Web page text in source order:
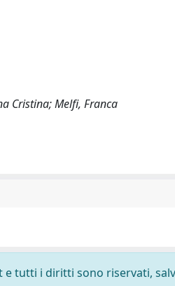
Cristina; Melfi, Franca
tutti i diritti sono riservati,